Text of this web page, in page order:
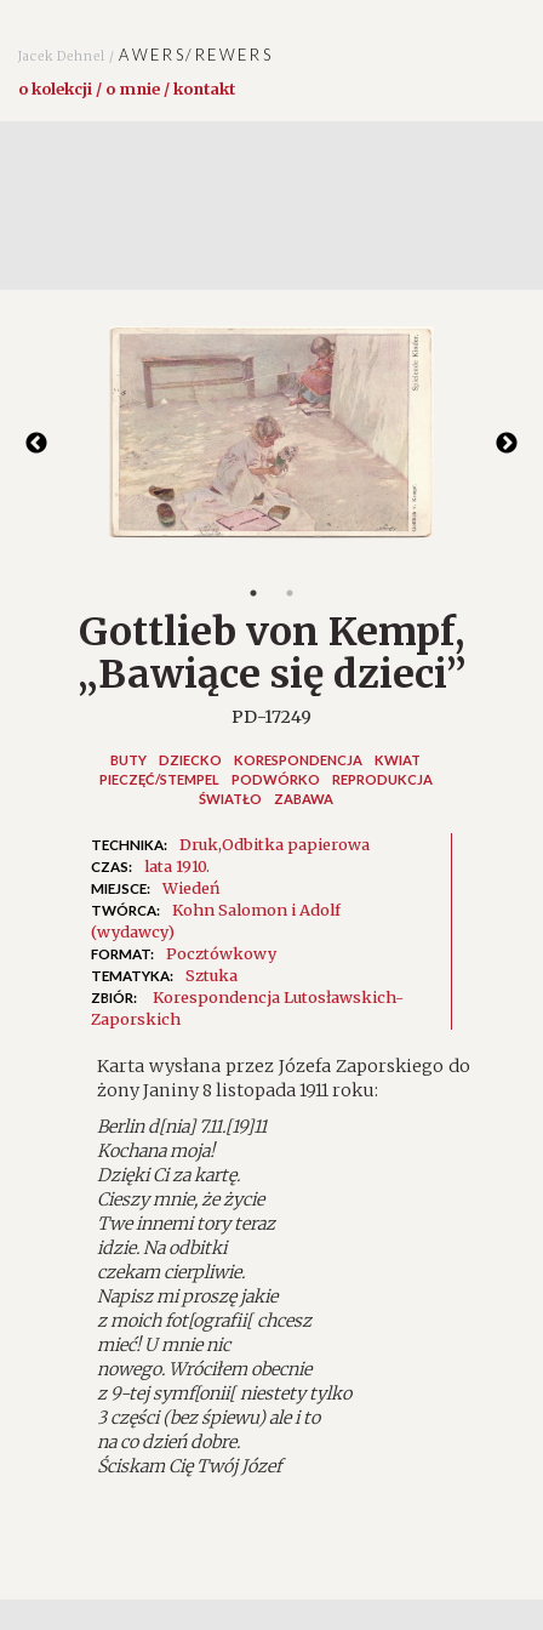
Jacek Dehnel /AWERS/REWERS
o kolekcji / o mnie / kontakt
Gottlieb von Kempf,
„Bawiące się dzieci”
PD-17249
BUTY DZIECKO KORESPONDENCJA
KWIAT
PIECZĘĆ/STEMPEL
PODWÓRKO
REPRODUKCJA
ŚWIATŁO
ZABAWA
TECHNIKA: DrukOdbitka papierowa
CZAS: lata 1910.
MIEJSCE: Wiedeń
TWÓRCA:
Kohn Salomon i Adolf
(wydawcy)
FORMAT: Pocztówkowy
TEMATYKA: Sztuka
ZBIÓR:
Korespondencja Lutosławskich-
Zaporskich
Karta wysłana przez Józefa Zaporskiego do
żony Janiny 8 listopada 1911 roku:
Berlin d[nia] 7.11.[19]11
Kochana moja!
Dzięki Ci za kartę.
Cieszy mnie, że życie
Twe innemi tory teraz
idzie. Na odbitki
czekam cierpliwie.
Napisz mi proszę jakie
z moich fot[ografii[ chcesz
mieć! U mnie nic
nowego. Wróciłem obecnie
z 9-tej symf[onii[ niestety tylko
3 części (bez śpiewu) ale i to
na co dzień dobre.
Ściskam Cię Twój Józef